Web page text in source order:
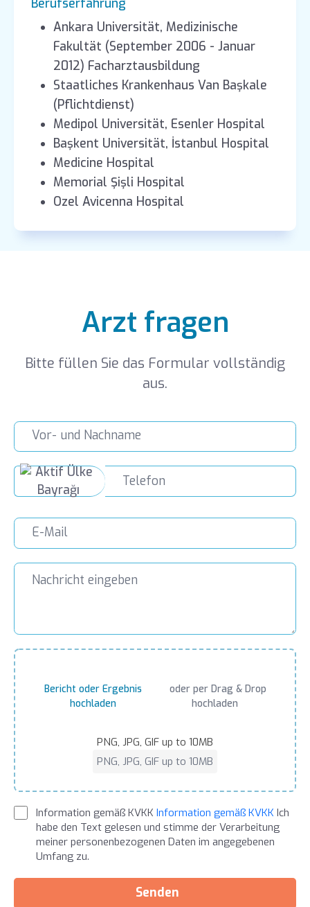
Berufserfahrung
Ankara Universität, Medizinische
Fakultät (September 2006 - Januar
2012) Facharztausbildung
Staatliches Krankenhaus Van Başkale
(Pflichtdienst)
Medipol Universität, Esenler Hospital
Başkent Universität, İstanbul Hospital
Medicine Hospital
Memorial Şişli Hospital
Ozel Avicenna Hospital
Arzt fragen
Bitte füllen Sie das Formular vollständig
aus.
Bericht oder Ergebnis
hochladen
oder per Drag & Drop
hochladen
PNG, JPG, GIF up to 10MB
PNG, JPG, GIF up to 10MB
Information gemäß KVKK Information gemäß KVKK Ich
habe den Text gelesen und stimme der Verarbeitung
meiner personenbezogenen Daten im angegebenen
Umfang zu.
Senden